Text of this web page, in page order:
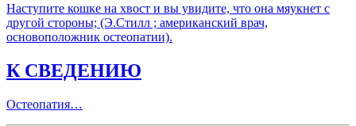
Наступите кошке на хвост и вы увидите, что она мяукнет с
другой стороны; (Э.Стилл ; американский врач,
основоположник остеопатии).
К СВЕДЕНИЮ
Остеопатия…